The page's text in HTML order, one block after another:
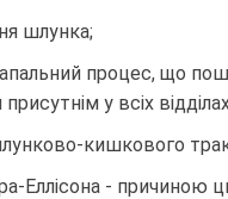
шлунка;
процес, що
у всіх
кишкового
Еллісона - причиною